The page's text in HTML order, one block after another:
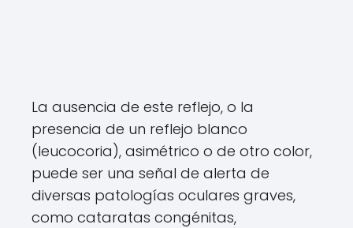
La ausencia de este reflejo, o la
presencia de un reflejo blanco
(leucocoria), asimétrico o de otro color,
puede ser una señal de alerta de
diversas patologías oculares graves,
como cataratas congénitas,